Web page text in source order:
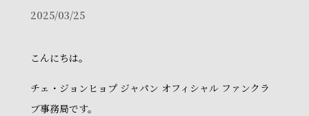
2025/03/25
こんにちは。
チェ・ジョンヒョプ ジャパン オフィシャル ファンクラ
ブ事務局です。